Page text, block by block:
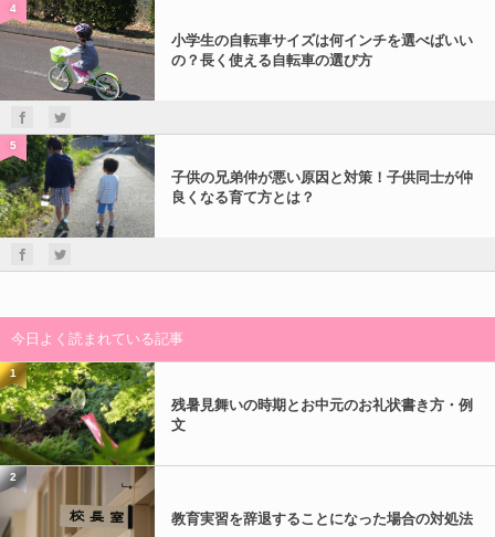
4
小学生の自転車サイズは何インチを選べばいい
の？長く使える自転車の選び方
5
子供の兄弟仲が悪い原因と対策！子供同士が仲
良くなる育て方とは？
今日よく読まれている記事
1
残暑見舞いの時期とお中元のお礼状書き方・例
文
2
教育実習を辞退することになった場合の対処法